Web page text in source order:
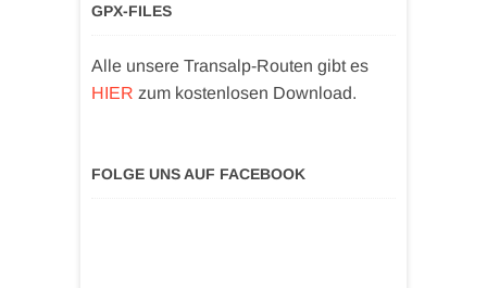
GPX-FILES
Alle unsere Transalp-Routen gibt es
HIER zum kostenlosen Download.
FOLGE UNS AUF FACEBOOK